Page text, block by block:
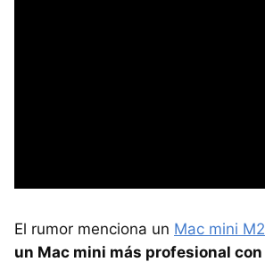
El rumor menciona un Mac mini M2
un Mac mini más profesional